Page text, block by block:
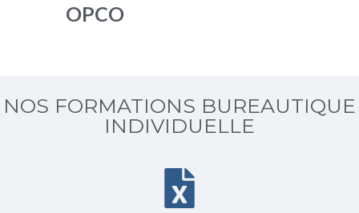
OPCO
NOS FORMATIONS BUREAUTIQUE
INDIVIDUELLE